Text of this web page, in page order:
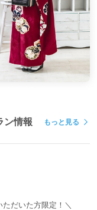
ン情報 もっと見る
だいた方限定！＼